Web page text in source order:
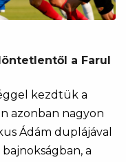
a Farul
kezdtük a
azonban nagyon
Ádám duplájával
a